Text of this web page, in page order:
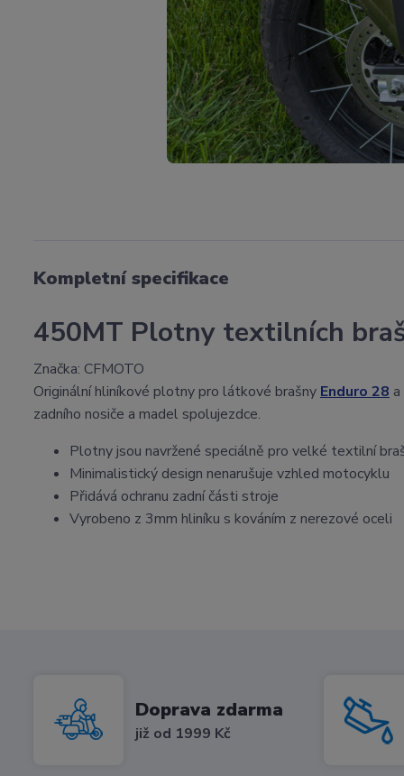
Kompletní specifikace
450MT Plotny textilních
Značka: CFMOTO
Originální hliníkové plotny pro látkové brašny Enduro 28 a
zadního nosiče a madel spolujezdce.
Plotny jsou navržené speciálně pro velké textilní
Minimalistický design nenarušuje vzhled motocyklu
Přidává ochranu zadní části stroje
Vyrobeno z 3mm hliníku s kováním z nerezové oceli
Doprava zdarma
již od 1999 Kč